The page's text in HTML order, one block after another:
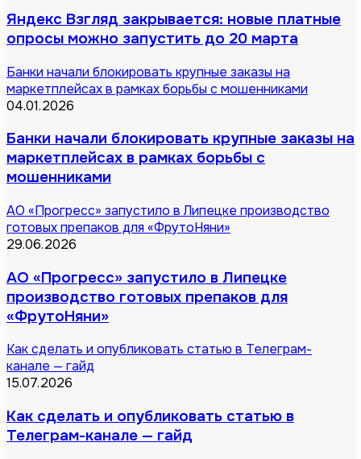
Яндекс Взгляд закрывается: новые платные
опросы можно запустить до 20 марта
Банки начали блокировать крупные заказы на
маркетплейсах в рамках борьбы с мошенниками
04.01.2026
Банки начали блокировать крупные заказы на
маркетплейсах в рамках борьбы с
мошенниками
АО «Прогресс» запустило в Липецке производство
готовых препаков для «ФрутоНяни»
29.06.2026
АО «Прогресс» запустило в Липецке
производство готовых препаков для
«ФрутоНяни»
Как сделать и опубликовать статью в Телеграм-
канале — гайд
15.07.2026
Как сделать и опубликовать статью в
Телеграм-канале — гайд